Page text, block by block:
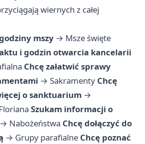
wiernych z całej
mszy → Msze święte
i godzin otwarcia kancelarii
Chcę załatwić sprawy
→ Sakramenty Chcę
o sanktuarium →
Szukam informacji o
→ Nabożeństwa Chcę dołączyć do
→ Grupy parafialne Chcę poznać